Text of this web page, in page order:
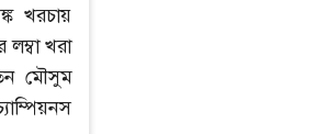
খরচায়
খরা
মৌসুম